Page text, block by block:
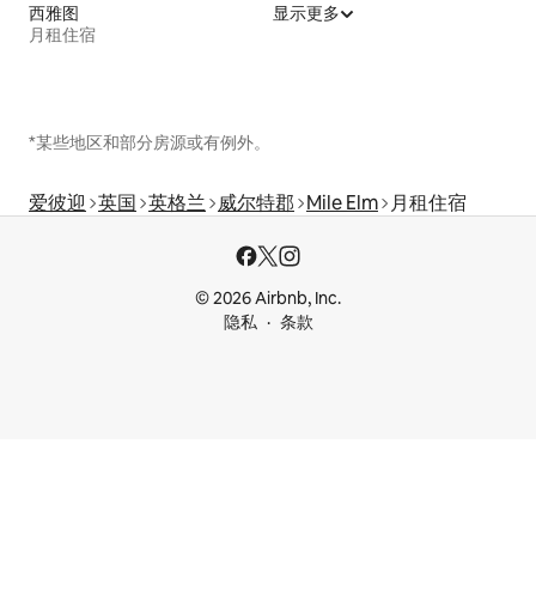
西雅图
月租住宿
显示更多
*某些地区和部分房源或有例外。
爱彼迎 英国 英格兰 威尔特郡 Mile Elm 月租住宿
© 2026 Airbnb, Inc.
隐私
条款